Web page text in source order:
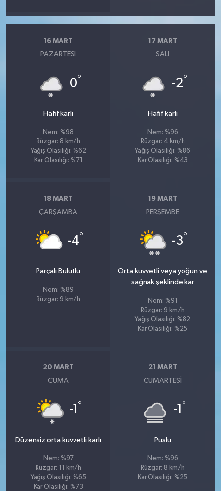
16 MART
PAZARTESI
0°
Hafif karlı
Nem: %98
Rüzgar: 8 km/h
Yağış Olasılığı: %62
Kar Olasılığı: %71
17 MART
SALI
-2°
Hafif karlı
Nem: %96
Rüzgar: 4 km/h
Yağış Olasılığı: %86
Kar Olasılığı: %43
18 MART
ÇARŞAMBA
-4°
Parçalı Bulutlu
Nem: %89
Rüzgar: 9 km/h
19 MART
PERŞEMBE
-3°
Orta kuvvetli veya yoğun ve
sağnak şeklinde kar
Nem: %91
Rüzgar: 9 km/h
Yağış Olasılığı: %82
Kar Olasılığı: %25
20 MART
CUMA
-1 °
Düzensiz orta kuvvetli karlı
Nem: %97
Rüzgar: 11 km/h
Yağış Olasılığı: %65
Kar Olasılığı: %73
21 MART
CUMARTESI
-1 °
Puslu
Nem: %96
Rüzgar: 8 km/h
Kar Olasılığı: %25